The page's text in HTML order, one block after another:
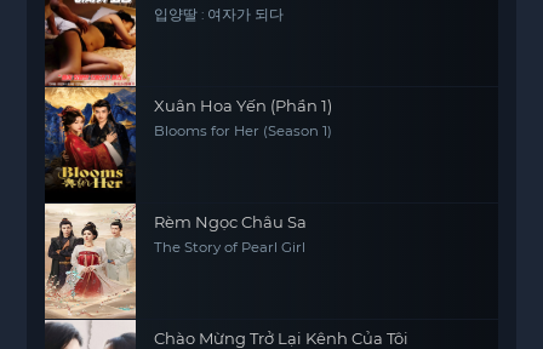
입양딸 : 여자가 되다
Xuân Hoa Yến (Phần 1)
Blooms for Her (Season 1)
Rèm Ngọc Châu Sa
The Story of Pearl Girl
Chào Mừng Trở Lại Kênh Của Tôi